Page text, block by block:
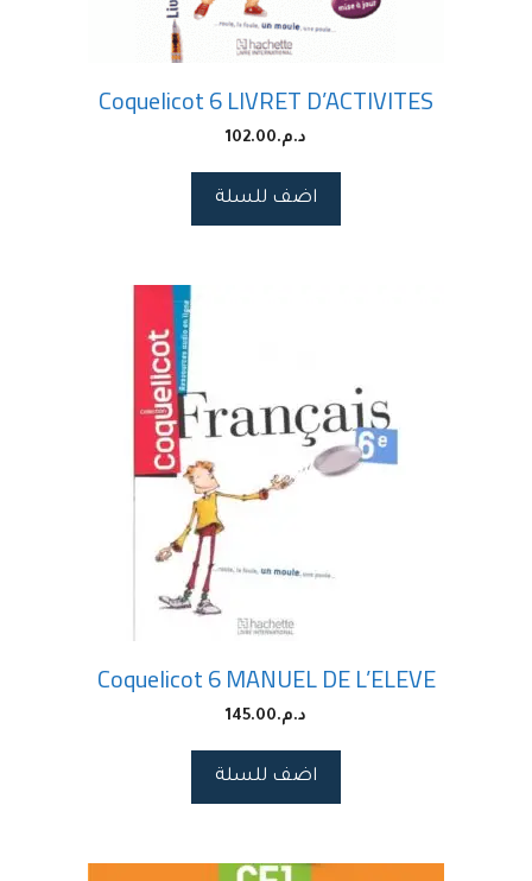
Coquelicot 6 LIVRET D’ACTIVITES
د.م.102.00
اضف للسلة
Coquelicot 6 MANUEL DE L’ELEVE
د.م.145.00
اضف للسلة